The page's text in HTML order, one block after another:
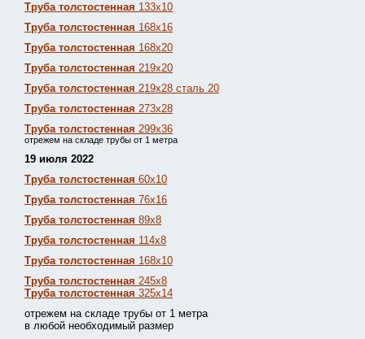
Труба толстостенная 133х10
Труба толстостенная 168х16
Труба толстостенная 168х20
Труба толстостенная 219х20
Труба толстостенная 219х28 сталь 20
Труба толстостенная 273х28
Труба толстостенная 299х36
отрежем на складе трубы от 1 метра
19 июля 2022
Труба толстостенная 60х10
Труба толстостенная 76х16
Труба толстостенная 89х8
Труба толстостенная 114х8
Труба толстостенная 168х10
Труба толстостенная 245х8
Труба толстостенная 325х14
отрежем на складе трубы от 1 метра
в любой необходимый размер